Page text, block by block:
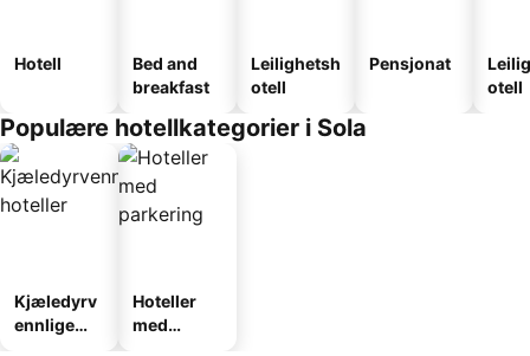
Hotell
Bed and
breakfast
Leilighetsh
otell
Pensjonat
otell
Populære hotellkategorier i Sola
Kjæledyrv
ennlige
Hoteller
med